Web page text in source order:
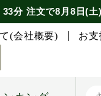
33分注文で8月8日(土
(会社概要) お